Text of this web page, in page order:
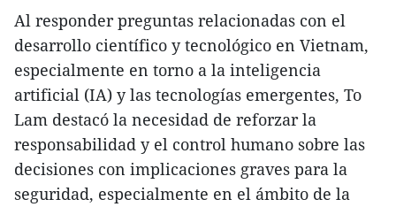
Al responder preguntas relacionadas con el
desarrollo científico y tecnológico en Vietnam,
especialmente en torno a la inteligencia
artificial (IA) y las tecnologías emergentes, To
Lam destacó la necesidad de reforzar la
responsabilidad y el control humano sobre las
decisiones con implicaciones graves para la
seguridad, especialmente en el ámbito de la